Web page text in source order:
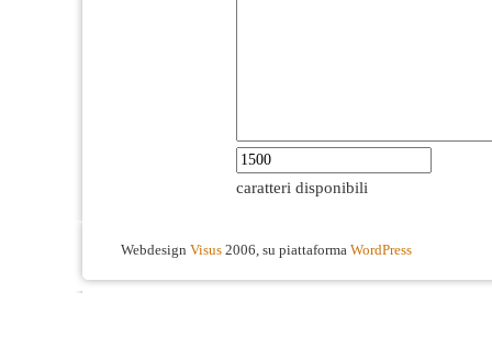
caratteri disponibili
Webdesign Visus 2006, su piattaforma WordPress